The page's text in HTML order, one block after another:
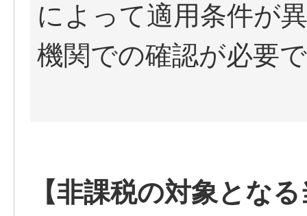
によって適用条件が
機関での確認が必要
【非課税の対象とな